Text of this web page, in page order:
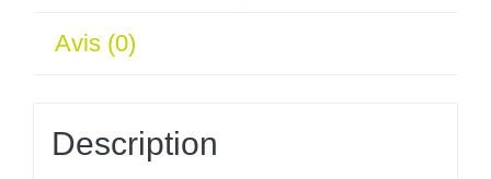
Avis (0)
Description